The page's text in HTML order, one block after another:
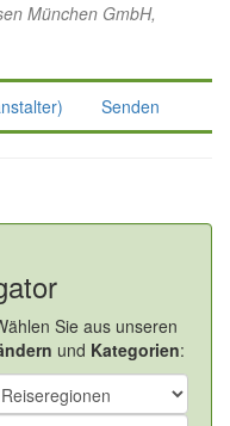
München GmbH,
Senden
Sie aus unseren
und Kategorien: